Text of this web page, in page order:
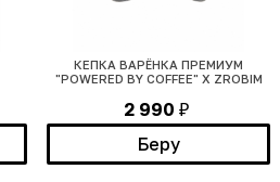
КЕПКА ВАРЁНКА ПРЕМИУМ
"POWERED BY COFFEE" Х ZROBIM
2 990 ₽
Беру